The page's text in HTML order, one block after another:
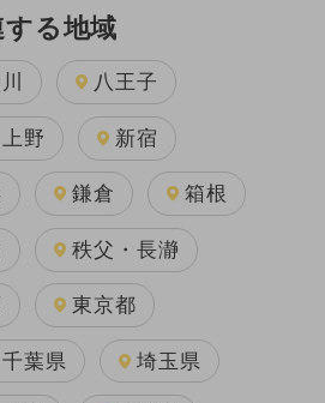
る地域
八王子
上野 新宿
鎌倉 箱根
秩父・長瀞
東京都
千葉県 埼玉県